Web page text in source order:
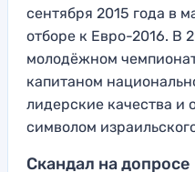
сентября 2015 года в
отборе к Евро-2016. В
молодёжном
капитаном
лидерские качества и
символом
Скандал на допросе